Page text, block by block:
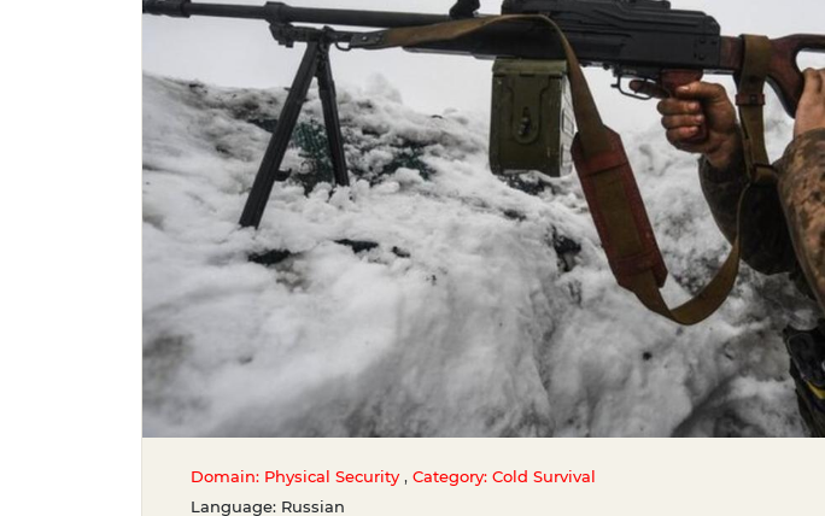
Domain: Physical Security , Category: Cold Survival
Language: Russian